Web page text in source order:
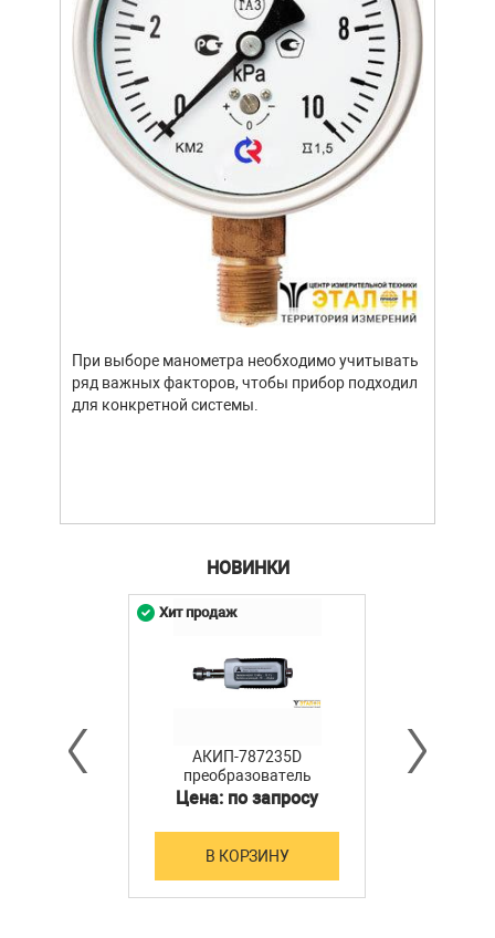
При выборе манометра необходимо учитывать
ряд важных факторов, чтобы прибор подходил
для конкретной системы.
НОВИНКИ
АКИП-787235D
преобразователь
мощности
Цена: по запросу
В КОРЗИНУ
Хит продаж